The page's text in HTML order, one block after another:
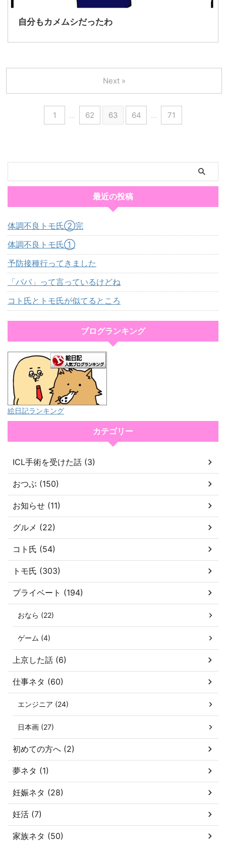
自分もカメムシだったわ
1 … 62 63 64 … 71
Next »
最近の投稿
体調不良トモ氏②完
体調不良トモ氏①
予防接種行ってきました
「パパ」って言っているけどね
コト氏とトモ氏が似てるところ
ブログランキング
絵日記ランキング
カテゴリー
ICL手術を受けた話 (3)
おつぶ (150)
お知らせ (11)
グルメ (22)
コト氏 (54)
トモ氏 (303)
プライベート (194)
おなら (22)
ゲーム (4)
上京した話 (6)
仕事ネタ (60)
エンジニア (24)
日本画 (27)
初めての方へ (2)
夢ネタ (1)
妊娠ネタ (28)
妊活 (7)
家族ネタ (50)